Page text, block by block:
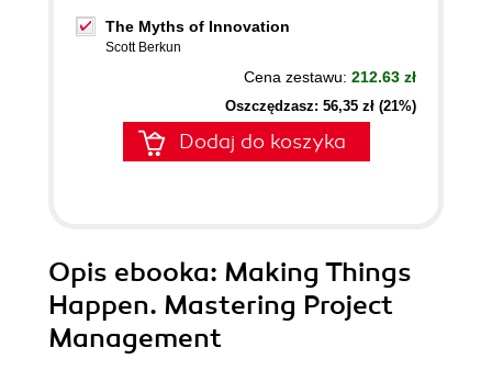
The Myths of Innovation
Scott Berkun
Cena zestawu: 212.63 zł
Oszczędzasz: 56,35 zł (21%)
Dodaj do koszyka
Opis ebooka: Making Things
Happen. Mastering Project
Management